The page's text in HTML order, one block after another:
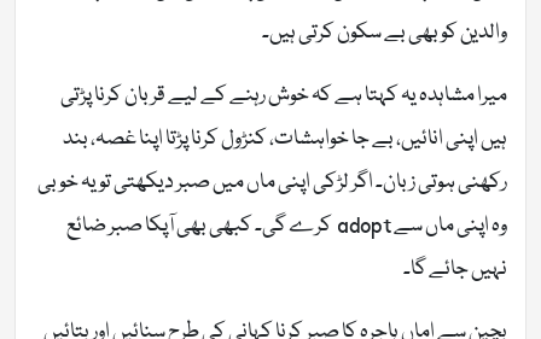
والدین کو بھی بے سکون کرتی ہیں۔
میرا مشاہدہ یہ کہتا ہے کہ خوش رہنے کے لیے قربان کرنا پڑتی
ہیں اپنی انائیں، بے جا خواہشات، کنڑول کرنا پڑتا اپنا غصہ، بند
رکھنی ہوتی زبان۔ اگر لڑکی اپنی ماں میں صبر دیکھتی تو یہ خوبی
وہ اپنی ماں سے adopt کرے گی۔ کبھی بھی آپکا صبر ضائع
نہیں جائے گا۔